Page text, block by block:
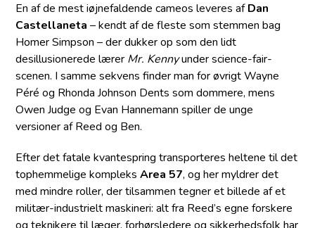
En af de mest iøjnefaldende cameos leveres afDan
Castellaneta – kendt af de fleste som stemmen bag
Homer Simpson – der dukker op som den lidt
desillusionerede lærer Mr. Kennyunder science-fair-
scenen. I samme sekvens finder man for øvrigt Wayne
Péré og Rhonda Johnson Dents som dommere, mens
Owen Judge og Evan Hannemann spiller de unge
versioner af Reed og Ben.
Efter det fatale kvantespring transporteres heltene til det
tophemmelige kompleksArea 57, og her myldrer det
med mindre roller, der tilsammen tegner et billede af et
militær-industrielt maskineri: alt fra Reed’s egne forskere